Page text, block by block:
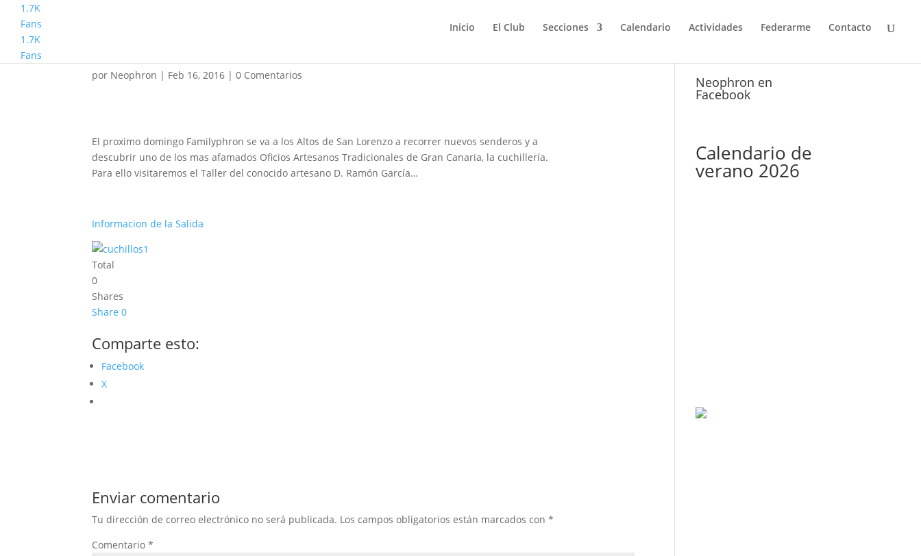
Inicio El Club Secciones Calendario Actividades Federarme Contacto
1.7K
Fans
1.7K
Fans
por Neophron | Feb 16, 2016 |0 Comentarios
El proximo domingo Familyphron se va a los Altos de San Lorenzo a recorrer nuevos senderos y a
descubrir uno de los mas afamados Oficios Artesanos Tradicionales de Gran Canaria, la cuchillería.
Para ello visitaremos el Taller del conocido artesano D. Ramón García…
Informacion de la Salida
Total
0
Shares
Share 0
Comparte esto:
Facebook
X
Enviar comentario
Tu dirección de correo electrónico no será publicada. Los campos obligatorios están marcados con*
Comentario*
Neophron en
Facebook
Calendario de
verano 2026